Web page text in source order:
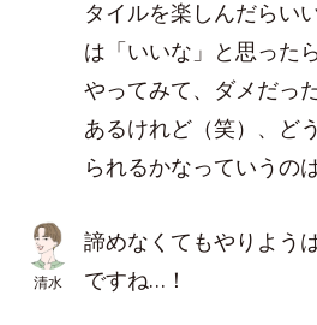
タイルを楽しんだらい
は「いいな」と思った
やってみて、ダメだっ
あるけれど（笑）、ど
られるかなっていうの
清水
諦めなくてもやりよう
ですね…！